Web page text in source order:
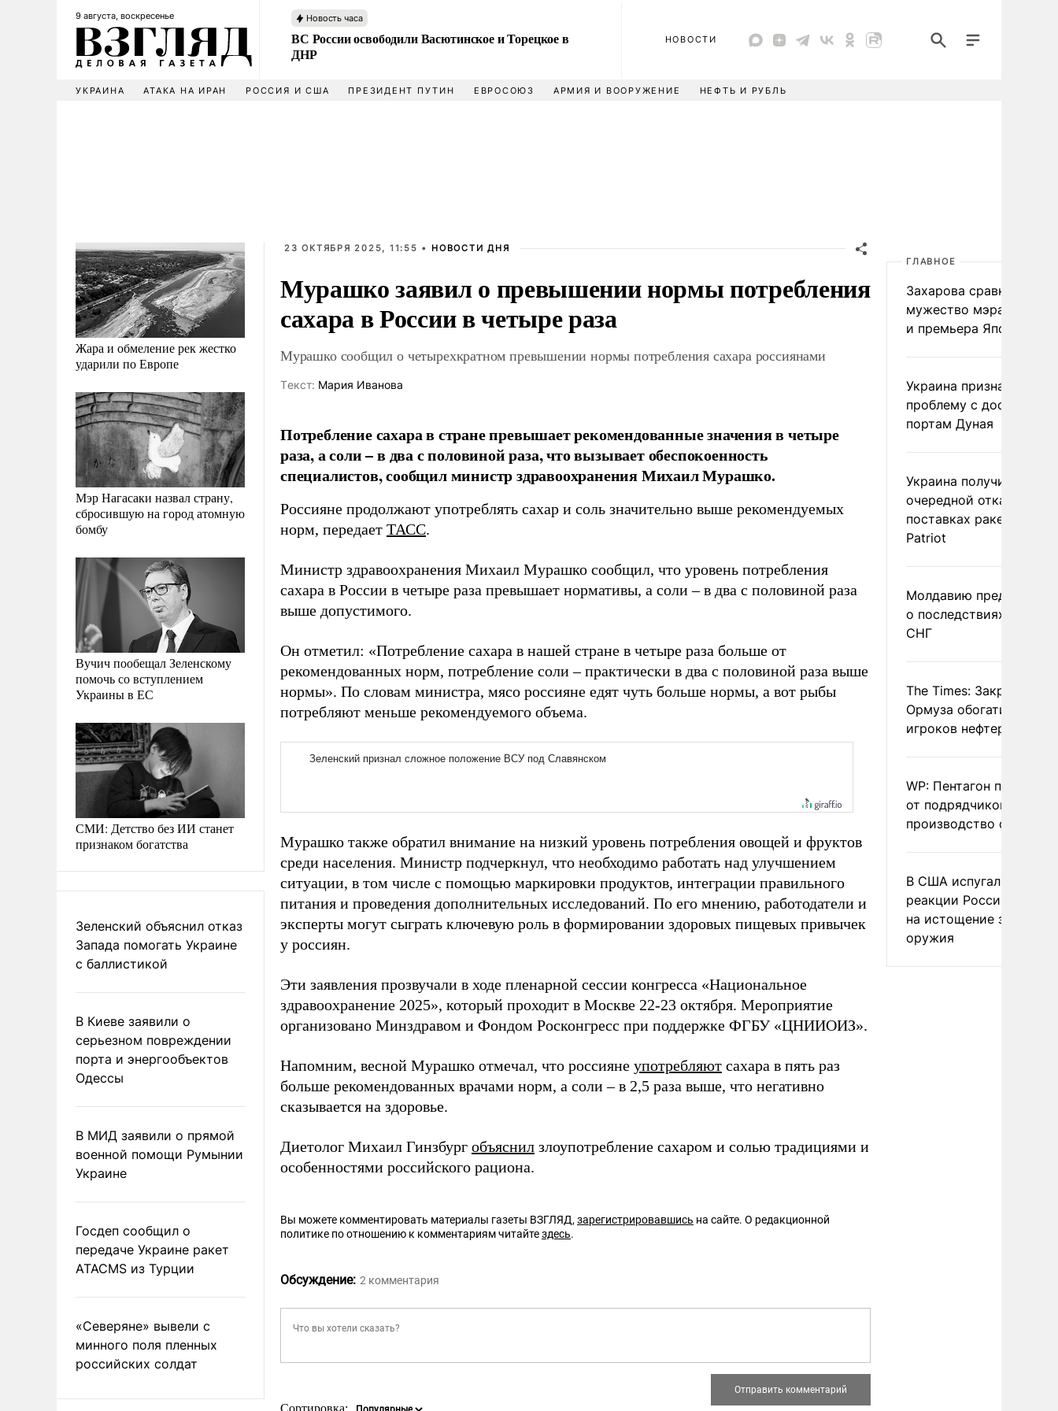
9 августа, воскресенье Новость часа
ВС России освободили Васютинское и Торецкое в
ДНР
НОВОСТИ
УКРАИНА АТАКА НА ИРАН РОССИЯ И США ПРЕЗИДЕНТ ПУТИН ЕВРОСОЮЗ АРМИЯ И ВООРУЖЕНИЕ НЕФТЬ И РУБЛЬ
Жара и обмеление рек жестко
ударили по Европе
Мэр Нагасаки назвал страну,
сбросившую на город атомную
бомбу
Вучич пообещал Зеленскому
помочь со вступлением
Украины в ЕС
СМИ: Детство без ИИ станет
признаком богатства
Зеленский объяснил отказ
Запада помогать Украине
с баллистикой
В Киеве заявили о
серьезном повреждении
порта и энергообъектов
Одессы
В МИД заявили о прямой
военной помощи Румынии
Украине
Госдеп сообщил о
передаче Украине ракет
ATACMS из Турции
«Северяне» вывели с
минного поля пленных
российских солдат
23 ОКТЯБРЯ 2025, 11:55 • НОВОСТИ ДНЯ
Мурашко заявил о превышении нормы потребления
сахара в России в четыре раза
Мурашко сообщил о четырехкратном превышении нормы потребления сахара россиянами
Tекст: Мария Иванова
Потребление сахара в стране превышает рекомендованные значения в четыре
раза, а соли – в два с половиной раза, что вызывает обеспокоенность
специалистов, сообщил министр здравоохранения Михаил Мурашко.
Россияне продолжают употреблять сахар и соль значительно выше рекомендуемых
норм, передает ТАСС.
Министр здравоохранения Михаил Мурашко сообщил, что уровень потребления
сахара в России в четыре раза превышает нормативы, а соли – в два с половиной раза
выше допустимого.
Он отметил: «Потребление сахара в нашей стране в четыре раза больше от
рекомендованных норм, потребление соли – практически в два с половиной раза выше
нормы». По словам министра, мясо россияне едят чуть больше нормы, а вот рыбы
потребляют меньше рекомендуемого объема.
Мурашко также обратил внимание на низкий уровень потребления овощей и фруктов
среди населения. Министр подчеркнул, что необходимо работать над улучшением
ситуации, в том числе с помощью маркировки продуктов, интеграции правильного
питания и проведения дополнительных исследований. По его мнению, работодатели и
эксперты могут сыграть ключевую роль в формировании здоровых пищевых привычек
у россиян.
Эти заявления прозвучали в ходе пленарной сессии конгресса «Национальное
здравоохранение 2025», который проходит в Москве 22-23 октября. Мероприятие
организовано Минздравом и Фондом Росконгресс при поддержке ФГБУ «ЦНИИОИЗ».
Напомним, весной Мурашко отмечал, что россияне употребляют сахара в пять раз
больше рекомендованных врачами норм, а соли – в 2,5 раза выше, что негативно
сказывается на здоровье.
Диетолог Михаил Гинзбург объяснил злоупотребление сахаром и солью традициями и
особенностями российского рациона.
Вы можете комментировать материалы газеты ВЗГЛЯД, зарегистрировавшись на сайте. О редакционной
политике по отношению к комментариям читайтездесь.
Обсуждение: 2 комментария
Сортировка:
ГЛАВНОЕ
Захарова сравнила
мужество мэра
и премьера Японии
Украина признала
проблему с доступом к
портам Дуная
Украина получила
очередной отказ в
поставках ракет для
Patriot
Молдавию
о последствиях выхода
СНГ
The Times: Закрытие
Ормуза обогатило
игроков нефтерынка
WP: Пентагон
от подрядчиков
производство оружия
В США испугались
реакции России и
на истощение запасов
оружия